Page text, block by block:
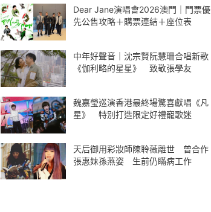
Dear Jane演唱會2026澳門｜門票優
先公售攻略＋購票連結＋座位表
中年好聲音｜沈宗賢阮慧珊合唱新歌
《伽利略的星星》 致敬張學友
魏嘉瑩巡演香港最終場驚喜獻唱《凡
星》 特別打造限定好禮寵歌迷
天后御用彩妝師陳聆薇離世 曾合作
張惠妹孫燕姿 生前仍瞞病工作